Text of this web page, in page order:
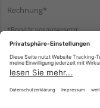
Rechnung*
*Bonität vorausgesetzt